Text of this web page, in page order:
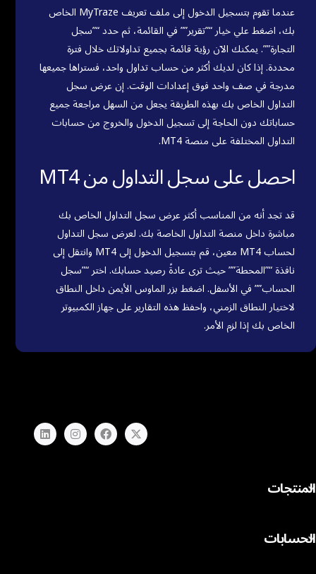
عندما تقوم بتسجيل الدخول إلى ملف تعريف MyTraze الخاص
بك، اضغط علي خيار “”تقرير”” في القائمة، ثم حدد “”سجل
التجارة””. يمكنك الآن رؤية قائمة بجميع تداولاتك خلال فترة
محددة. إذا كان لديك أكثر من حساب تداول واحد، فستراها جميعها
مدرجة في صف واحد فوق إعدادات الوقت. إن عرض سجل
التداول الخاص بك بهذه الطريقة يجعل من السهل مراجعة جميع
حساباتك دون الحاجة إلى تسجيل الدخول والخروج من حسابات
التداول المختلفة على منصة MT4.
احصل على سجل التداول من MT4
قد تجد أنه من المناسب أكثر عرض سجل التداول الخاص بك
مباشرة داخل منصة التداول الخاصة بك. لعرض سجل التداول
لحساب MT4 معين، قم بتسجيل الدخول إلى MT4 وانتقل إلى
نافذة “”المحطة”” حيث ترى عادةً رصيد حسابك. اختر “”سجل
الحساب”” في الأسفل. اضغط بزر الماوس الأيمن داخل النطاق
لاختيار النطاق الزمني، واحفظ هذه التقارير على جهاز الكمبيوتر
الخاص بك إذا لزم الأمر.
المنتجات
المؤشرات
الحسابات